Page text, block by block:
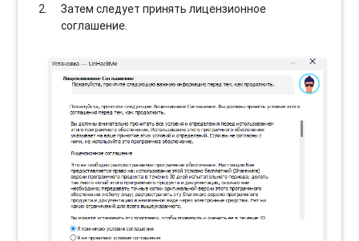
Затем следует принять лицензионное
соглашение.